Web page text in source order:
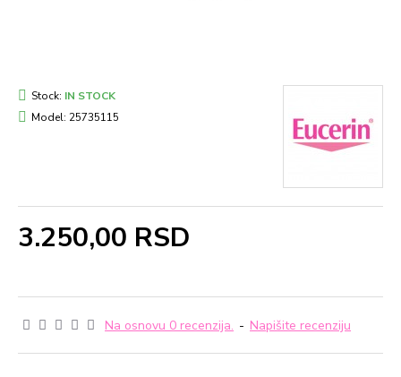
Na osnovu 0 recenzija. - Napišite recenziju
3.250,00 RSD
Stock: IN STOCK
Model: 25735115